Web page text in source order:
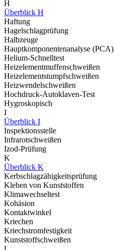
H
Überblick H
Haftung
Hagelschlagprüfung
Halbzeuge
Hauptkomponentenanalyse (PCA)
Helium-Schnelltest
Heizelementmuffenschweißen
Heizelementstumpfschweißen
Heizwendelschweißen
Hochdruck-Autoklaven-Test
Hygroskopisch
I
Überblick I
Inspektionsstelle
Infrarotschweißen
Izod-Prüfung
K
Überblick K
Kerbschlagzähigkeitsprüfung
Kleben von Kunststoffen
Klimawechseltest
Kohäsion
Kontaktwinkel
Kriechen
Kriechstromfestigkeit
Kunststoffschweißen